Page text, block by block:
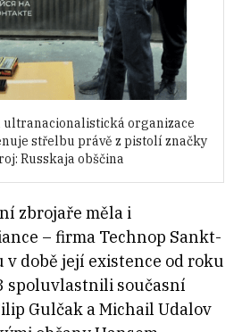
ultranacionalistická organizace
střelbu právě z pistolí značky
Russkaja obščina
zbrojaře měla i
– firma Technop Sankt-
době její existence od roku
spoluvlastnili současní
Gulčak a Michail Udalov